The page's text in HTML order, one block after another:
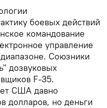
боевых действий
командование
управление
Союзники
дозвуковых
F-35.
США давно
долларов, но деньги